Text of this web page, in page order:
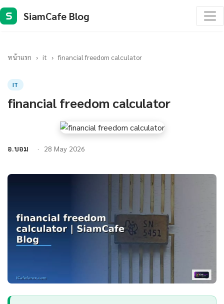
S SiamCafe Blog
หน้าแรก › it › financial freedom calculator
IT
financial freedom calculator
อ.บอม 28 May 2026